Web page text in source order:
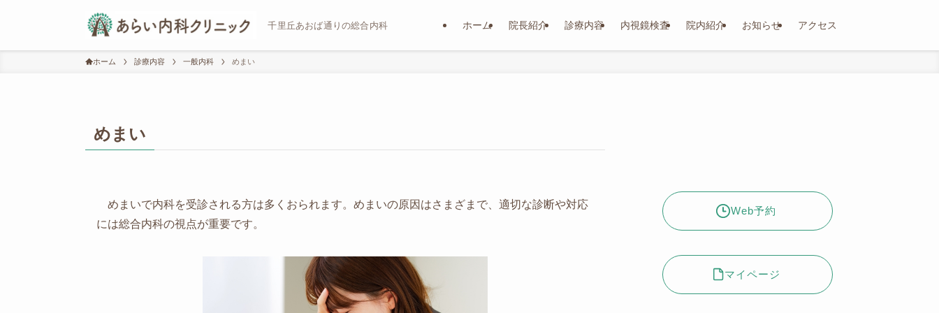
千里丘あおば通りの総合内科 ホーム 院長紹介 診療内容 内視鏡検査 院内紹介 お知らせ アクセス
ホーム 診療内容 一般内科 めまい
めまい
めまいで内科を受診される方は多くおられます。めまいの原因はさまざまで、適切な診断や対応
には総合内科の視点が重要です。
Web予約
マイページ